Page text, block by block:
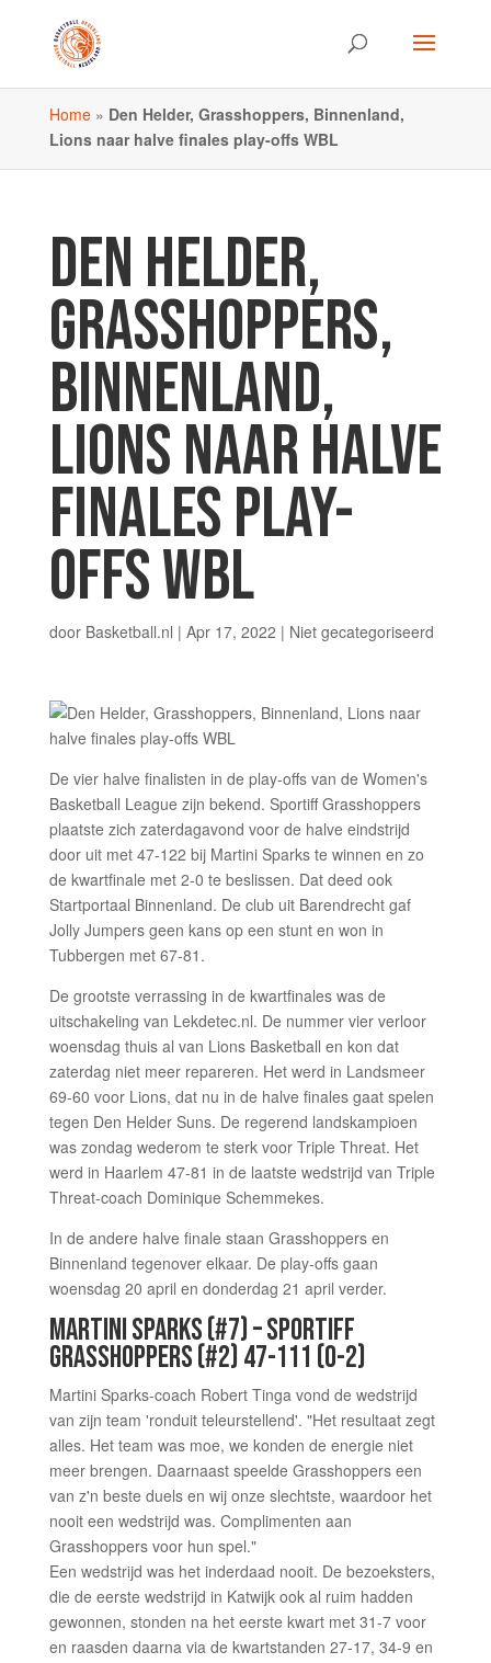
Home» Den Helder, Grasshoppers, Binnenland,
Lions naar halve finales play-offs WBL
DEN HELDER,
GRASSHOPPERS,
BINNENLAND,
LIONS NAAR HALVE
FINALES PLAY-
OFFS WBL
door Basketball.nl | Apr 17, 2022 | Niet gecategoriseerd
De vier halve finalisten in de play-offs van de Women's
Basketball League zijn bekend. Sportiff Grasshoppers
plaatste zich zaterdagavond voor de halve eindstrijd
door uit met 47-122 bij Martini Sparks te winnen en zo
de kwartfinale met 2-0 te beslissen. Dat deed ook
Startportaal Binnenland. De club uit Barendrecht gaf
Jolly Jumpers geen kans op een stunt en won in
Tubbergen met 67-81.
De grootste verrassing in de kwartfinales was de
uitschakeling van Lekdetec.nl. De nummer vier verloor
woensdag thuis al van Lions Basketball en kon dat
zaterdag niet meer repareren. Het werd in Landsmeer
69-60 voor Lions, dat nu in de halve finales gaat spelen
tegen Den Helder Suns. De regerend landskampioen
was zondag wederom te sterk voor Triple Threat. Het
werd in Haarlem 47-81 in de laatste wedstrijd van Triple
Threat-coach Dominique Schemmekes.
In de andere halve finale staan Grasshoppers en
Binnenland tegenover elkaar. De play-offs gaan
woensdag 20 april en donderdag 21 april verder.
MARTINI SPARKS (#7) – SPORTIFF
GRASSHOPPERS (#2) 47-111 (0-2)
Martini Sparks-coach Robert Tinga vond de wedstrijd
van zijn team 'ronduit teleurstellend'. "Het resultaat zegt
alles. Het team was moe, we konden de energie niet
meer brengen. Daarnaast speelde Grasshoppers een
van z'n beste duels en wij onze slechtste, waardoor het
nooit een wedstrijd was. Complimenten aan
Grasshoppers voor hun spel."
Een wedstrijd was het inderdaad nooit. De bezoeksters,
die de eerste wedstrijd in Katwijk ook al ruim hadden
gewonnen, stonden na het eerste kwart met 31-7 voor
en raasden daarna via de kwartstanden 27-17, 34-9 en